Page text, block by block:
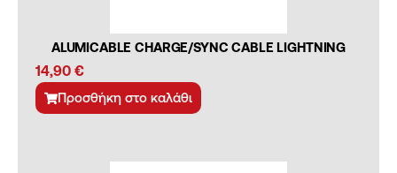
ALUMICABLE CHARGE/SYNC CABLE LIGHTNING
14,90 €
Προσθήκη στο καλάθι